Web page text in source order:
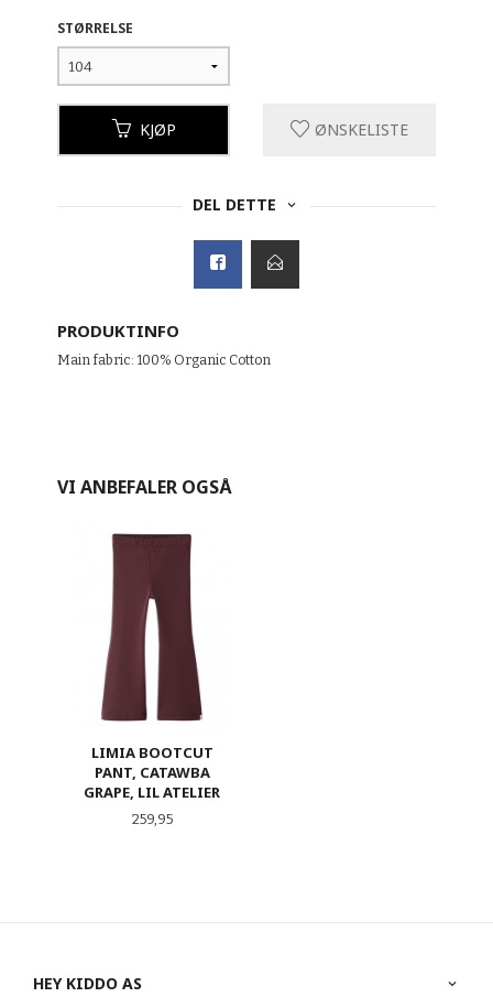
STØRRELSE
KJØP ØNSKELISTE
DEL DETTE
PRODUKTINFO
Main fabric: 100% Organic Cotton
VI ANBEFALER OGSÅ
LIMIA BOOTCUT
PANT, CATAWBA
GRAPE, LIL ATELIER
Pris
259,95
HEY KIDDO AS